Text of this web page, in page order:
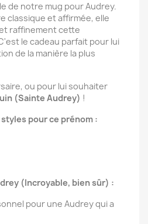
de notre mug pour Audrey.
classique et affirmée, elle
raffinement cette
le cadeau parfait pour lui
de la manière la plus
ou pour lui souhaiter
(Sainte Audrey) !
pour ce prénom :
(Incroyable, bien sûr) :
pour une Audrey qui a